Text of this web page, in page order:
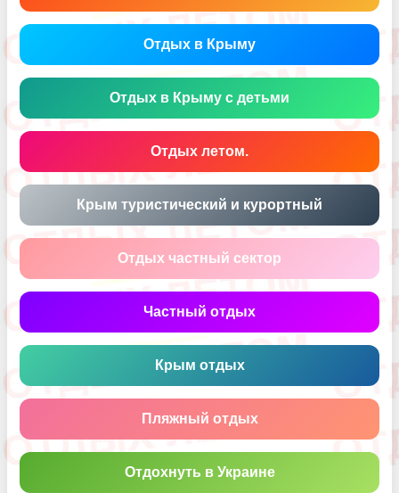
Отдых в Крыму
Отдых в Крыму с детьми
Отдых летом.
Крым туристический и курортный
Отдых частный сектор
Частный отдых
Крым отдых
Пляжный отдых
Отдохнуть в Украине